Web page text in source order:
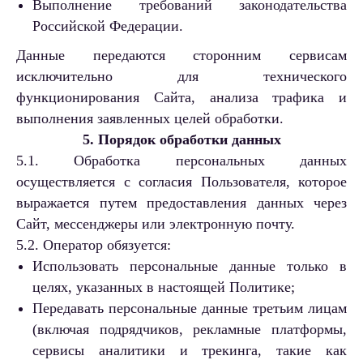
Выполнение требований законодательства
Российской Федерации.
Данные передаются сторонним сервисам
исключительно для технического
функционирования Сайта, анализа трафика и
выполнения заявленных целей обработки.
5. Порядок обработки данных
5.1. Обработка персональных данных
осуществляется с согласия Пользователя, которое
выражается путем предоставления данных через
Сайт, мессенджеры или электронную почту.
5.2. Оператор обязуется:
Использовать персональные данные только в
целях, указанных в настоящей Политике;
Передавать персональные данные третьим лицам
(включая подрядчиков, рекламные платформы,
сервисы аналитики и трекинга, такие как